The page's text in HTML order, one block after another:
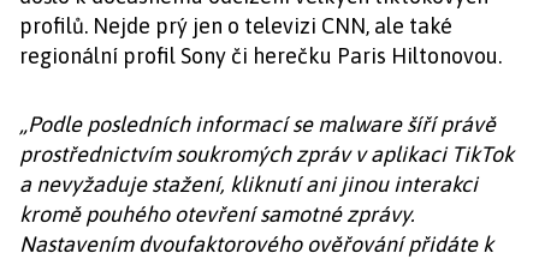
profilů. Nejde prý jen o televizi CNN, ale také
regionální profil Sony či herečku Paris Hiltonovou.
„Podle posledních informací se malware šíří právě
prostřednictvím soukromých zpráv v aplikaci TikTok
a nevyžaduje stažení, kliknutí ani jinou interakci
kromě pouhého otevření samotné zprávy.
Nastavením dvoufaktorového ověřování přidáte k